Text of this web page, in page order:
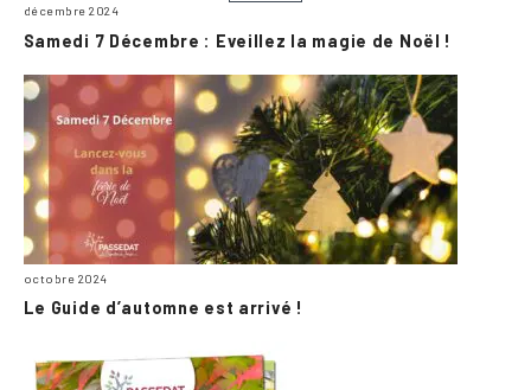
décembre 2024
Samedi 7 Décembre : Eveillez la magie de Noël !
octobre 2024
Le Guide d’automne est arrivé !